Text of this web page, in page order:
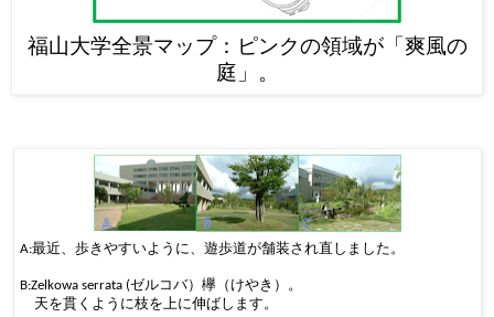
福山大学全景マップ：ピンクの領域が「爽風の
庭」。
A:最近、歩きやすいように、遊歩道が舗装され直しました。
B:Zelkowa serrata(ゼルコバ）欅（けやき）。
天を貫くように枝を上に伸ばします。